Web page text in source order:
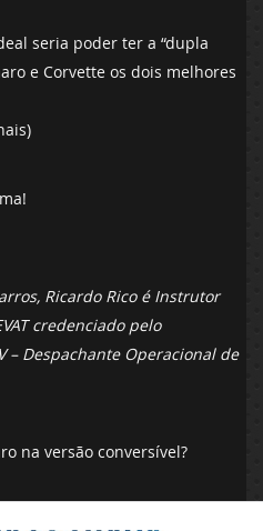
seria poder ter a “dupla
e Corvette os dois melhores
Ricardo Rico é Instrutor
credenciado pelo
– Despachante Operacional de
na versão conversível?